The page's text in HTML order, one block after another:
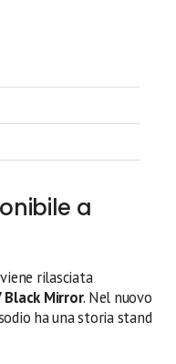
a
rilasciata
Black Mirror. Nel nuovo
ha una storia stand